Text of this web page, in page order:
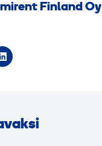
Finland Oy